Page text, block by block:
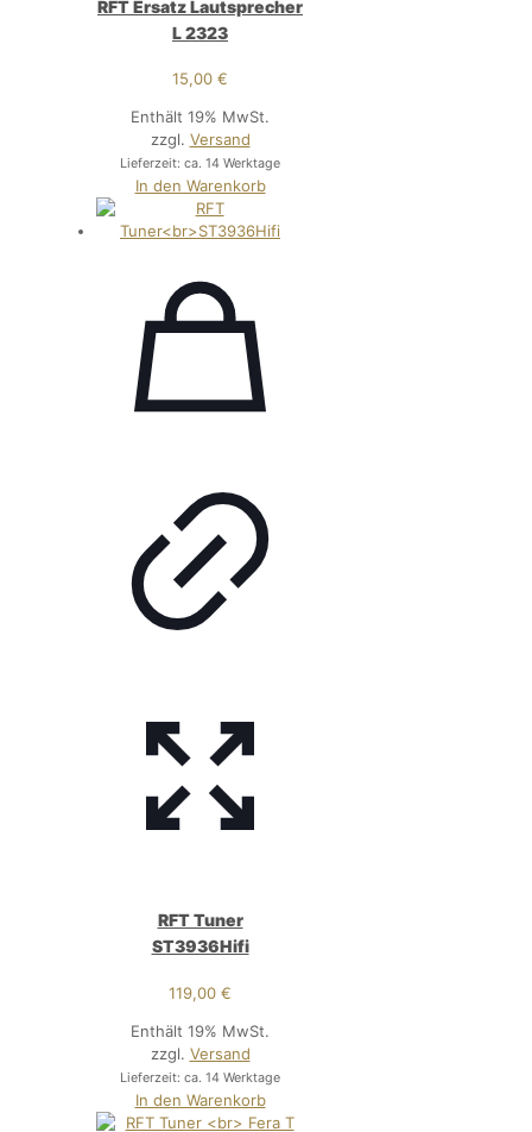
RFT Ersatz Lautsprecher
L 2323
15,00€
Enthält 19% MwSt.
zzgl. Versand
Lieferzeit: ca. 14 Werktage
In den Warenkorb
RFT Tuner
ST3936Hifi
119,00€
Enthält 19% MwSt.
zzgl. Versand
Lieferzeit: ca. 14 Werktage
In den Warenkorb